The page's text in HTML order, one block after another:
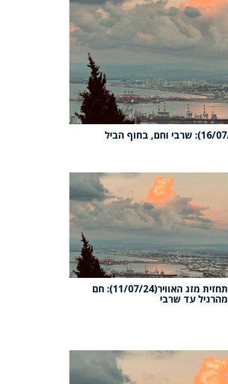
תחזית מזג האוויר(11/07/24): חם
מהרגיל עד שרבי